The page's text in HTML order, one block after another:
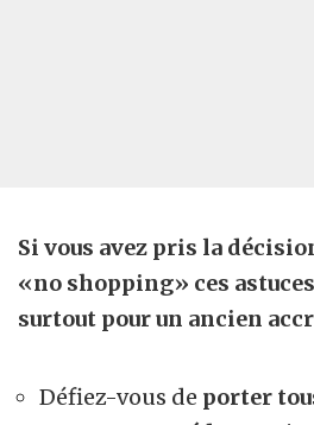
Si vous avez pris la
«no shopping» ces
surtout pour un ancien
Défiez-vous de porter